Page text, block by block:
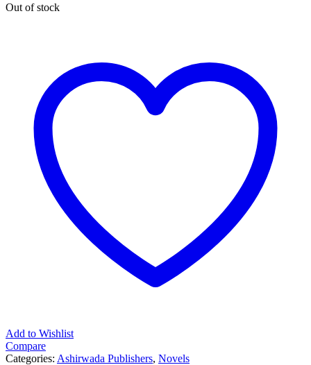
Out of stock
Add to Wishlist
Compare
Categories: Ashirwada Publishers, Novels